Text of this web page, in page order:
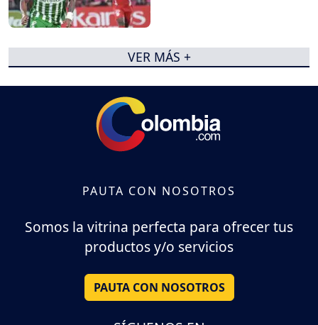
VER MÁS +
PAUTA CON NOSOTROS
Somos la vitrina perfecta para ofrecer tus
productos y/o servicios
PAUTA CON NOSOTROS